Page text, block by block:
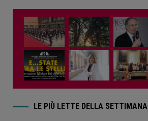
LE PIÙ LETTE DELLA SETTIMANA